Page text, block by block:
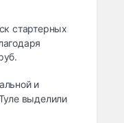
стартерных
и
выделили